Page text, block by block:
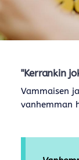
"Kerrankin
Vammaisen
vanhemman